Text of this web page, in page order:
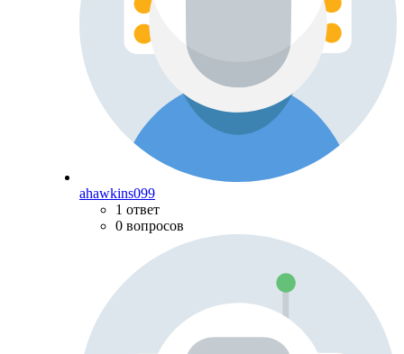
ahawkins099
1 ответ
0 вопросов